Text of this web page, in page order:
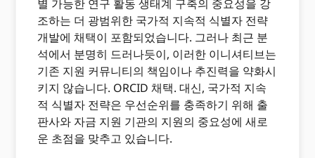
별 가능한 연구 활동 생태계 구축의 중요성을 강
조하는 더 광범위한 국가적 지속적 식별자 전략
개발에 채택이 포함되었습니다. 그러나 최근 분
석에서 분명히 드러나듯이, 이러한 이니셔티브는
기존 지원 커뮤니티의 책임이나 추진력을 약화시
키지 않습니다. ORCID 채택. 대신, 국가적 지속
적 식별자 전략은 우선순위를 충족하기 위해 출
판사와 자금 지원 기관의 지원의 중요성에 새로
운 초점을 맞추고 있습니다.